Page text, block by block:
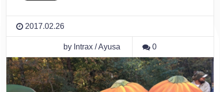
2017.02.26
by Intrax / Ayusa 0